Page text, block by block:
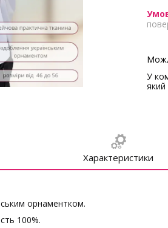
У
Характеристики
орнаментком.
100%.